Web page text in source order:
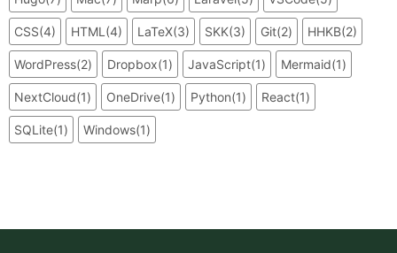
CSS(4) HTML(4) LaTeX(3) SKK(3) Git(2) HHKB(2)
WordPress(2) Dropbox(1) JavaScript(1) Mermaid(1)
NextCloud(1) OneDrive(1) Python(1) React(1)
SQLite(1) Windows(1)